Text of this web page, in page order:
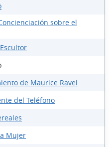
sobre el
de Maurice Ravel
del Teléfono
Mujer